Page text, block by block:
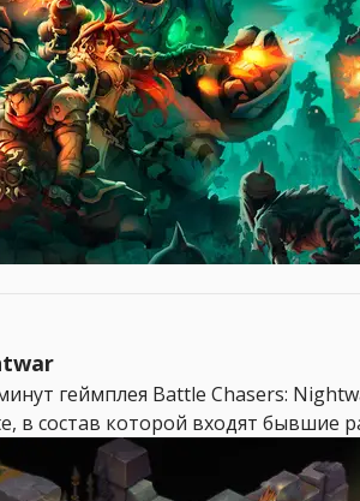
геймплея Battle Chasers:
в состав которой входят бывшие